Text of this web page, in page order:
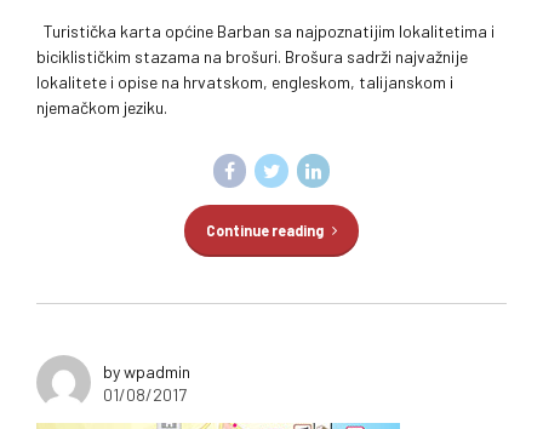
Turistička karta općine Barban sa najpoznatijim lokalitetima i
biciklističkim stazama na brošuri. Brošura sadrži najvažnije
lokalitete i opise na hrvatskom, engleskom, talijanskom i
njemačkom jeziku.
Continue reading
by wpadmin
01/08/2017